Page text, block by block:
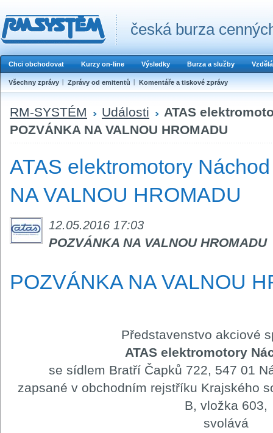
česká burza
Chci obchodovat Kurzy on-line Výsledky Burza a služby
Všechny zprávy Zprávy od emitentů Komentáře a tiskové zprávy
RM-SYSTÉM Události
ATAS
POZVÁNKA NA VALNOU HROMADU
ATAS elektromotory
NA VALNOU HROMADU
12.05.2016 17:03
POZVÁNKA NA VALNOU HROMADU
POZVÁNKA NA VALNOU
Představenstvo akciové
ATAS elektromotory
se sídlem Bratří Čapků 722, 547 01
zapsané v obchodním rejstříku Krajského
B, vložka 603,
svolává